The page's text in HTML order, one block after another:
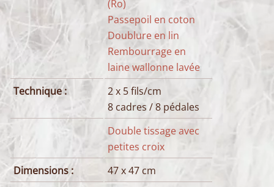
(Ro)
Passepoil en coton
Doublure en lin
Rembourrage en
laine wallonne lavée
Technique :
2 x 5 fils/cm
8 cadres / 8 pédales
Double tissage avec
petites croix
Dimensions :
47 x 47 cm